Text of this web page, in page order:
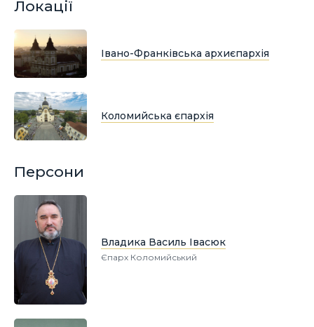
Локації
Івано-Франківська архиєпархія
Коломийська єпархія
Персони
Владика Василь Івасюк
Єпарх Коломийський